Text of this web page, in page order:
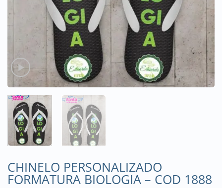
CHINELO PERSONALIZADO
FORMATURA BIOLOGIA – COD 1888